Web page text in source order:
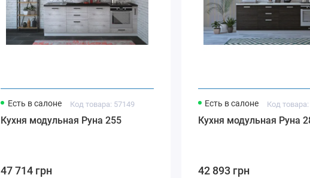
Есть в салоне Код товара: 57149
Кухня модульная Руна 255
47 714 грн
Есть в салоне Код
Кухня модульная Руна
42 893 грн